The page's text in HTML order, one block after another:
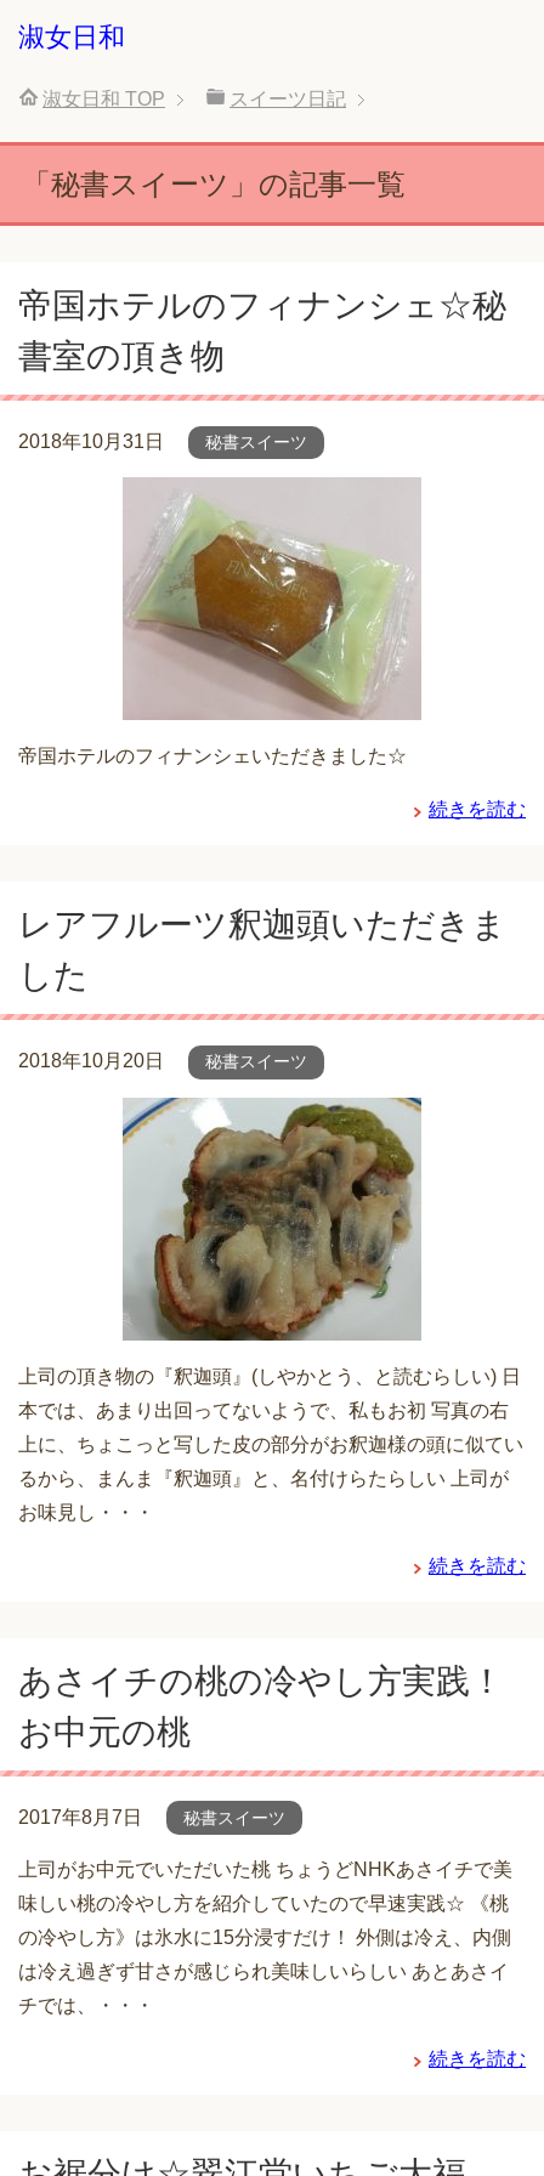
淑女日和
淑女日和 TOP スイーツ日記
「秘書スイーツ」の記事一覧
帝国ホテルのフィナンシェ☆秘
書室の頂き物
2018年10月31日 秘書スイーツ
帝国ホテルのフィナンシェいただきました☆
続きを読む
レアフルーツ釈迦頭いただきま
した
2018年10月20日 秘書スイーツ
上司の頂き物の『釈迦頭』(しやかとう、と読むらしい) 日
本では、あまり出回ってないようで、私もお初 写真の右
上に、ちょこっと写した皮の部分がお釈迦様の頭に似てい
るから、まんま『釈迦頭』と、名付けらたらしい 上司が
お味見し・・・
続きを読む
あさイチの桃の冷やし方実践！
お中元の桃
2017年8月7日 秘書スイーツ
上司がお中元でいただいた桃 ちょうどNHKあさイチで美
味しい桃の冷やし方を紹介していたので早速実践☆ 《桃
の冷やし方》は氷水に15分浸すだけ！ 外側は冷え、内側
は冷え過ぎず甘さが感じられ美味しいらしい あとあさイ
チでは、・・・
続きを読む